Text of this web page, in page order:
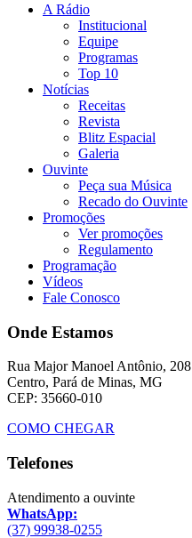
A Rádio
Institucional
Equipe
Programas
Top 10
Notícias
Receitas
Revista
Blitz Espacial
Galeria
Ouvinte
Peça sua Música
Recado do Ouvinte
Promoções
Ver promoções
Regulamento
Programação
Vídeos
Fale Conosco
Onde Estamos
Rua Major Manoel Antônio, 208
Centro, Pará de Minas, MG
CEP: 35660-010
COMO CHEGAR
Telefones
Atendimento a ouvinte
WhatsApp:
(37) 99938-0255